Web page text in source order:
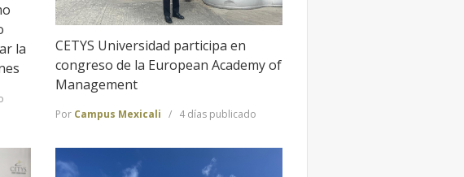
la
CETYS Universidad participa en
congreso de la European Academy of
Management
Por Campus Mexicali 4 días publicado